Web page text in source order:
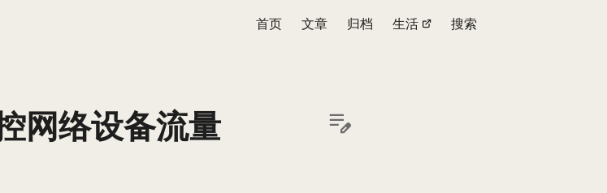
首页 文章 归档 生活 搜索
网络设备流量